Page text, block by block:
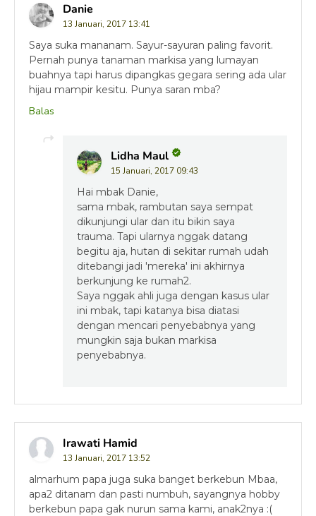
Danie
13 Januari, 2017 13:41
Saya suka mananam. Sayur-sayuran paling favorit.
Pernah punya tanaman markisa yang lumayan
buahnya tapi harus dipangkas gegara sering ada ular
hijau mampir kesitu. Punya saran mba?
Balas
Lidha Maul
15 Januari, 2017 09:43
Hai mbak Danie,
sama mbak, rambutan saya sempat
dikunjungi ular dan itu bikin saya
trauma. Tapi ularnya nggak datang
begitu aja, hutan di sekitar rumah udah
ditebangi jadi 'mereka' ini akhirnya
berkunjung ke rumah2.
Saya nggak ahli juga dengan kasus ular
ini mbak, tapi katanya bisa diatasi
dengan mencari penyebabnya yang
mungkin saja bukan markisa
penyebabnya.
Irawati Hamid
13 Januari, 2017 13:52
almarhum papa juga suka banget berkebun Mbaa,
apa2 ditanam dan pasti numbuh, sayangnya hobby
berkebun papa gak nurun sama kami, anak2nya :(